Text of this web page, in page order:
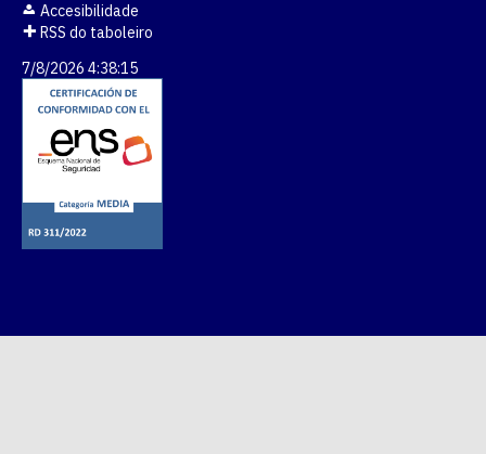
Accesibilidade
RSS do taboleiro
7/8/2026 4:38:16